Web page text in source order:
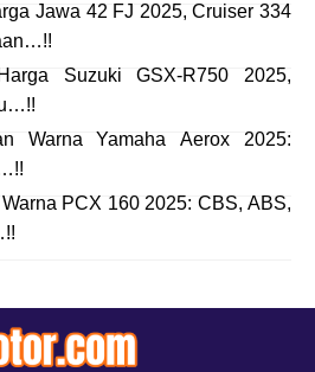
Jawa 42 FJ 2025, Cruiser 334
Suzuki GSX-R750 2025,
Warna Yamaha Aerox 2025:
PCX 160 2025: CBS, ABS,